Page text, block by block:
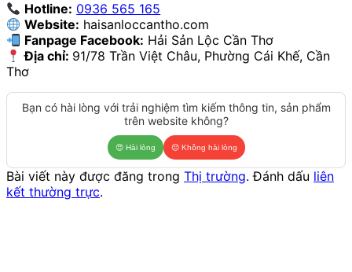
Hotline: 0936 565 165
Website: haisanloccantho.com
Fanpage Facebook: Hải Sản Lộc Cần Thơ
Địa chỉ: 91/78 Trần Việt Châu, Phường Cái Khế, Cần
Thơ
Bạn có hài lòng với trải nghiệm tìm kiếm thông tin, sản phẩm
trên website không?
😍Hài lòng 😔Không hài lòng
Bài viết này được đăng trong Thị trường. Đánh dấu liên
kết thường trực.